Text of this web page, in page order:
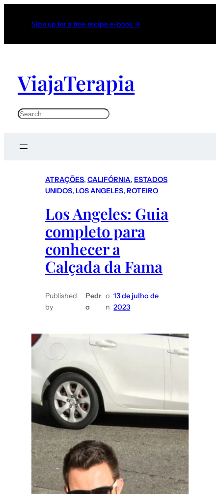
Sign up for a free recipe e-book →
ViajaTerapia
ATRAÇÕES, CALIFÓRNIA, ESTADOS
UNIDOS, LOS ANGELES, ROTEIRO
Los Angeles: Guia
completo para
conhecer a
Calçada da Fama
Published
by
Pedr
o
o
n
13 de julho de
2023